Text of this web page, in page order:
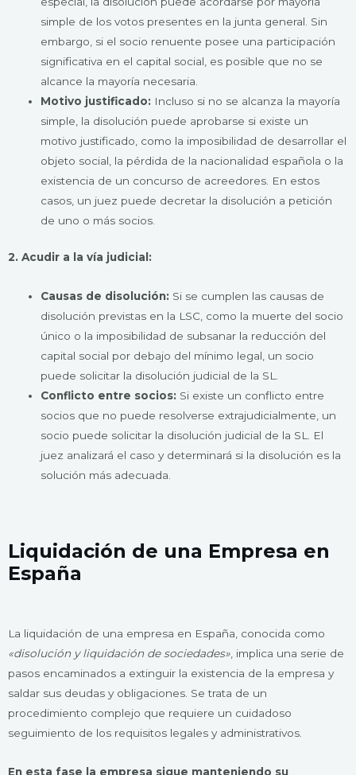
simple de los votos presentes en la junta general. Sin
embargo, si el socio renuente posee una participación
significativa en el capital social, es posible que no se
alcance la mayoría necesaria.
Motivo justificado: Incluso si no se alcanza la mayoría
simple, la disolución puede aprobarse si existe un
motivo justificado, como la imposibilidad de desarrollar el
objeto social, la pérdida de la nacionalidad española o la
existencia de un concurso de acreedores. En estos
casos, un juez puede decretar la disolución a petición
de uno o más socios.
2. Acudir a la vía judicial:
Causas de disolución: Si se cumplen las causas de
disolución previstas en la LSC, como la muerte del socio
único o la imposibilidad de subsanar la reducción del
capital social por debajo del mínimo legal, un socio
puede solicitar la disolución judicial de la SL.
Conflicto entre socios: Si existe un conflicto entre
socios que no puede resolverse extrajudicialmente, un
socio puede solicitar la disolución judicial de la SL. El
juez analizará el caso y determinará si la disolución es la
solución más adecuada.
Liquidación de una Empresa en
España
La liquidación de una empresa en España, conocida como
«disolución y liquidación de sociedades», implica una serie de
pasos encaminados a extinguir la existencia de la empresa y
saldar sus deudas y obligaciones. Se trata de un
procedimiento complejo que requiere un cuidadoso
seguimiento de los requisitos legales y administrativos.
En esta fase la empresa sigue manteniendo su